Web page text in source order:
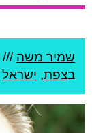
שמיר משה ///
בצפת, ישראל